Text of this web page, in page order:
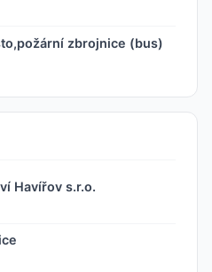
zbrojnice (bus)
Havířov s.r.o.